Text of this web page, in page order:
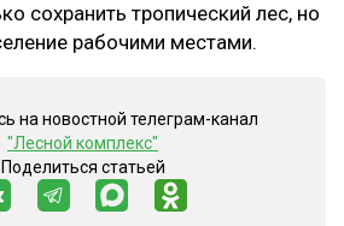
сохранить тропический лес, но
рабочими местами.
на новостной телеграм-канал
"Лесной комплекс"
Поделиться статьей